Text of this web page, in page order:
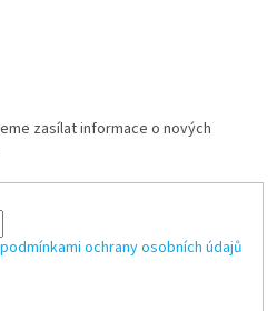
zasílat informace o nových
podmínkami ochrany osobních údajů